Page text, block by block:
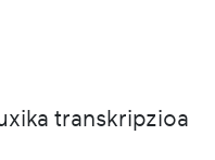
transkripzioa